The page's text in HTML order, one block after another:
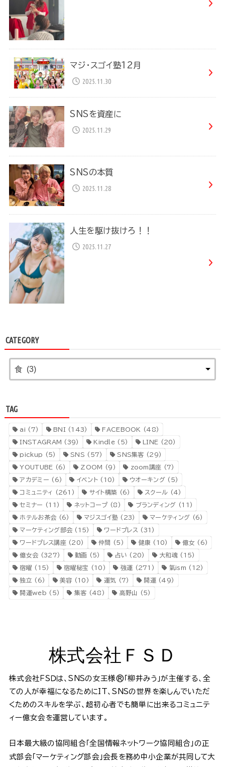
マジ・スゴイ塾12月
2025.11.30
SNSを資産に
2025.11.29
SNSの本質
2025.11.28
人生を駆け抜けろ！！
2025.11.27
CATEGORY
TAG
ai (7) BNI(143) FACEBOOK (48)
INSTAGRAM (39) Kindle (5) LINE (20)
pickup (5) SNS (57) SNS集客 (29)
YOUTUBE (6) ZOOM (9) zoom講座 (7)
アカデミー (6) イベント (10) ウオーキング (5)
コミュニティ (261) サイト構築 (6) スクール (4)
セミナー (11) ネットコープ (8) ブランディング (11)
ホテルお茶会 (6) マジスゴイ塾(23) マーケティング (6)
マーケティング部会 (15) ワードプレス (31)
ワードプレス講座(20) 仲間 (5) 健康 (10) 億女(6)
億女会 (327) 動画 (5) 占い (20) 大和魂 (15)
宿曜 (15) 宿曜秘宝 (10) 強運 (271) 氣ism (12)
独立 (6) 美容 (10) 運気 (7) 開運(49)
開運web (5) 集客 (48) 高野山 (5)
株式会社ＦＳＤ
株式会社ＦＳＤは、SNSの女王様®️「柳井みう」が主催する、全
ての人が幸福になるためにIT、SNSの世界を楽しんでいただ
くためのスキルを学ぶ、超初心者でも簡単に出来るコミュニテ
ィー億女会を運営しています。
日本最大級の協同組合「全国情報ネットワーク協同組合」の正
式部会「マーケティング部会」会長を務め中小企業が共同して大